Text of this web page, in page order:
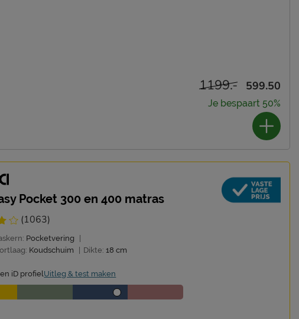
1199.- 599.50
Je bespaart 50%
Pocket 300 en 400 matras
(1063)
Pocketvering
Koudschuim Dikte: 18 cm
iD profielUitleg & test maken